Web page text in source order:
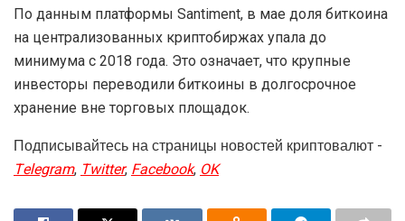
По данным платформы Santiment, в мае доля биткоина
на централизованных криптобиржах упала до
минимума с 2018 года. Это означает, что крупные
инвесторы переводили биткоины в долгосрочное
хранение вне торговых площадок.
Подписывайтесь на страницы новостей криптовалют -
Telegram,Twitter,Facebook,OK